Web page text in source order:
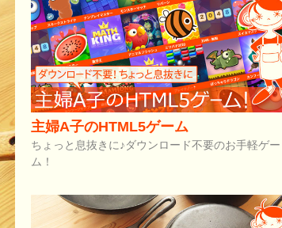
主婦A子のHTML5ゲーム
ちょっと息抜きに♪ダウンロード不要のお手軽ゲー
ム！